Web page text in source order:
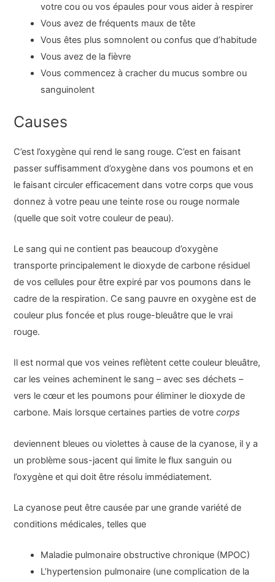
votre cou ou vos épaules pour vous aider à respirer
Vous avez de fréquents maux de tête
Vous êtes plus somnolent ou confus que d’habitude
Vous avez de la fièvre
Vous commencez à cracher du mucus sombre ou
sanguinolent
Causes
C’est l’oxygène qui rend le sang rouge. C’est en faisant
passer suffisamment d’oxygène dans vos poumons et en
le faisant circuler efficacement dans votre corps que vous
donnez à votre peau une teinte rose ou rouge normale
(quelle que soit votre couleur de peau).
Le sang qui ne contient pas beaucoup d’oxygène
transporte principalement le dioxyde de carbone résiduel
de vos cellules pour être expiré par vos poumons dans le
cadre de la respiration. Ce sang pauvre en oxygène est de
couleur plus foncée et plus rouge-bleuâtre que le vrai
rouge.
Il est normal que vos veines reflètent cette couleur bleuâtre,
car les veines acheminent le sang – avec ses déchets –
vers le cœur et les poumons pour éliminer le dioxyde de
carbone. Mais lorsque certaines parties de votrecorps
deviennent bleues ou violettes à cause de la cyanose, il y a
un problème sous-jacent qui limite le flux sanguin ou
l’oxygène et qui doit être résolu immédiatement.
La cyanose peut être causée par une grande variété de
conditions médicales, telles que
Maladie pulmonaire obstructive chronique (MPOC)
L’hypertension pulmonaire (une complication de la